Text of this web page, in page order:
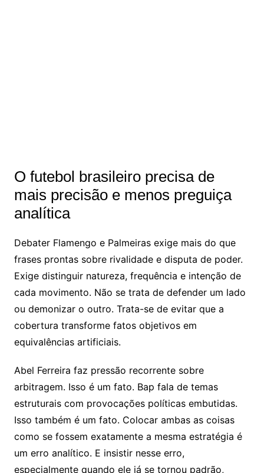
O futebol brasileiro precisa de
mais precisão e menos preguiça
analítica
Debater Flamengo e Palmeiras exige mais do que
frases prontas sobre rivalidade e disputa de poder.
Exige distinguir natureza, frequência e intenção de
cada movimento. Não se trata de defender um lado
ou demonizar o outro. Trata-se de evitar que a
cobertura transforme fatos objetivos em
equivalências artificiais.
Abel Ferreira faz pressão recorrente sobre
arbitragem. Isso é um fato. Bap fala de temas
estruturais com provocações políticas embutidas.
Isso também é um fato. Colocar ambas as coisas
como se fossem exatamente a mesma estratégia é
um erro analítico. E insistir nesse erro,
especialmente quando ele já se tornou padrão,